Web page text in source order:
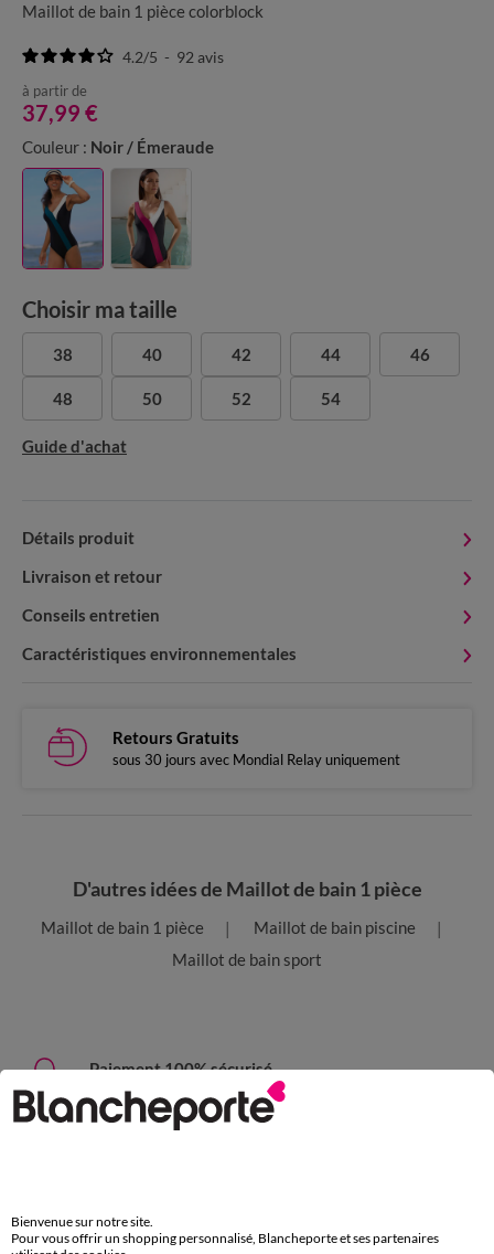
Maillot de bain 1 pièce colorblock
4.2/5 - 92 avis
à partir de
37,99 €
Couleur : Noir / Émeraude
Choisir ma taille
38 40 42 44 46
48 50 52 54
Guide d'achat
Détails produit
Livraison et retour
Conseils entretien
Caractéristiques environnementales
Retours Gratuits
sous 30 jours avec Mondial Relay uniquement
D'autres idées de Maillot de bain 1 pièce
Maillot de bain 1 pièce
Maillot de bain piscine
Maillot de bain sport
Paiement 100% sécurisé
Payez plus tard ou en plusieurs fois
Retours gratuits
sous 30 jours avec Mondial Relay uniquement
Bienvenue sur notre site.
Pour vous offrir un shopping personnalisé, Blancheporte et ses partenaires